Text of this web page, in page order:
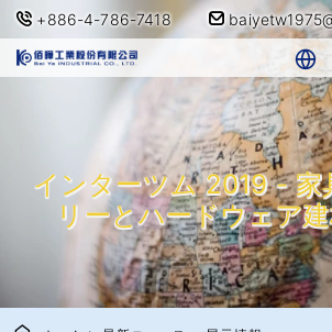
+886-4-786-7418
インターツム 2019 - 家
リーとハードウェア